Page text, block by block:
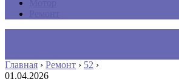
Главная › Ремонт › 52 ›
01.04.2026